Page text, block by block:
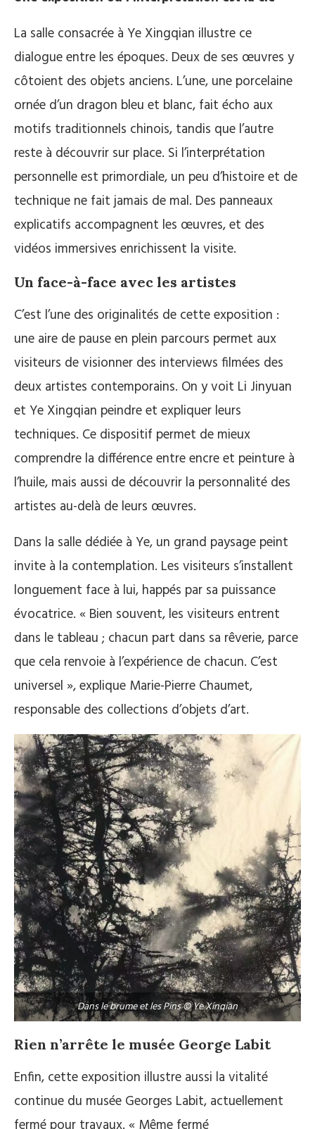
La salle consacrée à Ye Xingqian illustre ce
dialogue entre les époques. Deux de ses œuvres y
côtoient des objets anciens. L’une, une porcelaine
ornée d’un dragon bleu et blanc, fait écho aux
motifs traditionnels chinois, tandis que l’autre
reste à découvrir sur place. Si l’interprétation
personnelle est primordiale, un peu d’histoire et de
technique ne fait jamais de mal. Des panneaux
explicatifs accompagnent les œuvres, et des
vidéos immersives enrichissent la visite.
Un face-à-face avec les artistes
C’est l’une des originalités de cette exposition :
une aire de pause en plein parcours permet aux
visiteurs de visionner des interviews filmées des
deux artistes contemporains. On y voit Li Jinyuan
et Ye Xingqian peindre et expliquer leurs
techniques. Ce dispositif permet de mieux
comprendre la différence entre encre et peinture à
l’huile, mais aussi de découvrir la personnalité des
artistes au-delà de leurs œuvres.
Dans la salle dédiée à Ye, un grand paysage peint
invite à la contemplation. Les visiteurs s’installent
longuement face à lui, happés par sa puissance
évocatrice. « Bien souvent, les visiteurs entrent
dans le tableau ; chacun part dans sa rêverie, parce
que cela renvoie à l’expérience de chacun. C’est
universel », explique Marie-Pierre Chaumet,
responsable des collections d’objets d’art.
Dans le brume et les Pins © Ye Xinqian
Rien n’arrête le musée George Labit
Enfin, cette exposition illustre aussi la vitalité
continue du musée Georges Labit, actuellement